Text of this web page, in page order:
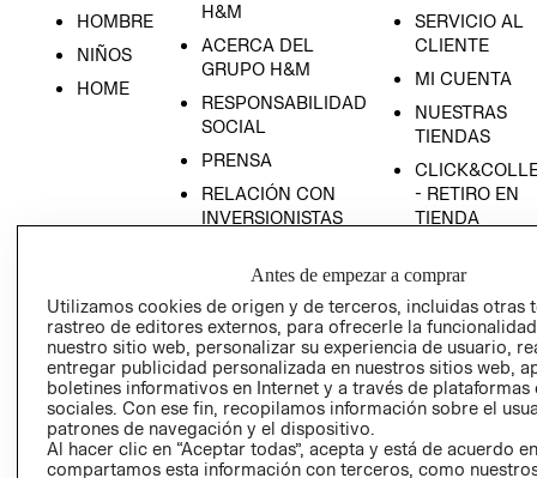
HOMBRE
NIÑOS
HOME
H&M
ACERCA DEL
GRUPO H&M
RESPONSABILIDAD
SOCIAL
PRENSA
RELACIÓN CON
INVERSIONISTAS
EMPRESARIAL
SERVICIO AL
CLIENTE
MI CUENTA
NUESTRAS
TIENDAS
- RETIRO EN
TIENDA
CONDICIONES
AVISO DE
PRIVACIDAD
GIFT CARD
AVISO DE
Antes de empezar a comprar
Utilizamos cookies de origen y de terceros, incluidas otras
rastreo de editores externos, para ofrecerle la
nuestro sitio web, personalizar su experiencia de usuario,
entregar publicidad personalizada en nuestros sitios web,
boletines informativos en Internet y a través de plataformas
sociales. Con ese fin, recopilamos información sobre el
patrones de navegación y el dispositivo.
Al hacer clic en “Aceptar todas”, acepta y está de acuerdo
compartamos esta información con terceros, como